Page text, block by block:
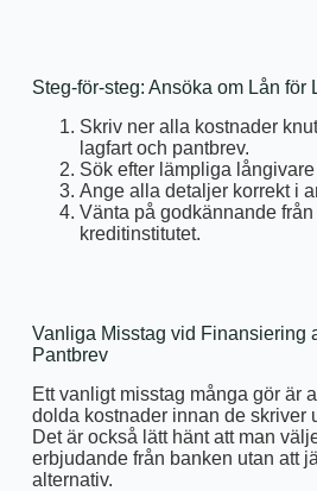
Steg-för-steg: Ansöka om Lån för
Skriv ner alla kostnader
lagfart och pantbrev.
Sök efter lämpliga
Ange alla detaljer korrekt i
Vänta på godkännande
kreditinstitutet.
Vanliga Misstag vid Finansiering
Pantbrev
Ett vanligt misstag många gör är
dolda kostnader innan de skriver
Det är också lätt hänt att man
erbjudande från banken utan att
alternativ.